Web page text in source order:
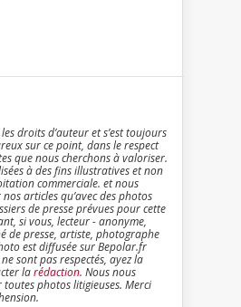
droits d’auteur et s’est toujours
sur ce point, dans le respect
que nous cherchons à valoriser.
à des fins illustratives et non
commerciale. et nous
articles qu’avec des photos
de presse prévues pour cette
si vous, lecteur - anonyme,
de presse, artiste, photographe
est diffusée sur Bepolar.fr
sont pas respectés, ayez la
larédaction. Nous nous
photos litigieuses. Merci